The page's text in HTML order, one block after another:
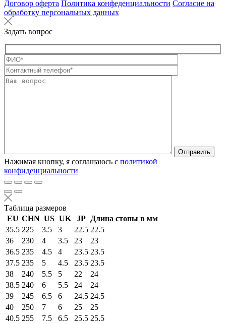
Договор оферта Политика конфеденциальности Согласие на
обработку персональных данных
Задать вопрос
Нажимая кнопку, я соглашаюсь с политикой
конфиденциальности
Таблица размеров
EU CHN US UK JP
Длина стопы в мм
35.5 225 3.5 3 22.5 22.5
36
230 4 3.5 23
23
36.5 235 4.5 4 23.5 23.5
37.5 235 5 4.5 23.5 23.5
38
240 5.5 5 22
24
38.5 240 6 5.5 24
24
39
245 6.5 6 24.5 24.5
40
250 7 6 25
25
40.5 255 7.5 6.5 25.5 25.5